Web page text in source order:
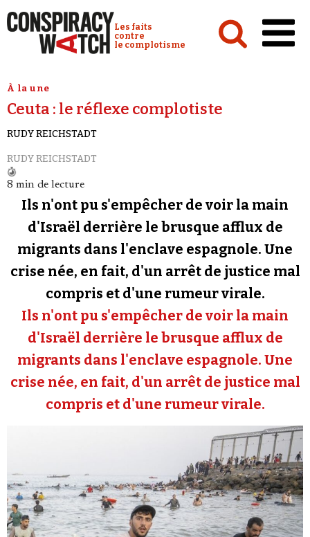
Conspiracy Watch :
Les faits
contre
le complotisme
Analyses
Conspipédia
Vidéos
Revues de presse
Newsletter
Faire un don
Demander à Vera
Se connecter
À la une
Ceuta : le réflexe complotiste
RUDY REICHSTADT
RUDY REICHSTADT
8 min de lecture
Ils n'ont pu s'empêcher de voir la main
d'Israël derrière le brusque afflux de
migrants dans l'enclave espagnole. Une
crise née, en fait, d'un arrêt de justice mal
compris et d'une rumeur virale.
Ils n'ont pu s'empêcher de voir la main
d'Israël derrière le brusque afflux de
migrants dans l'enclave espagnole. Une
crise née, en fait, d'un arrêt de justice mal
compris et d'une rumeur virale.